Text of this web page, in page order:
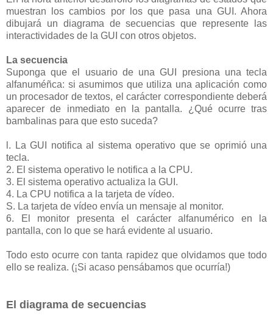
muestran los cambios por los que pasa una GUI. Ahora
dibujará un diagrama de secuencias que represente las
interactividades de la GUI con otros objetos.
La secuencia
Suponga que el usuario de una GUI presiona una tecla
alfanuméñca: si asumimos que utiliza una aplicación como
un procesador de textos, el carácter correspondiente deberá
aparecer de inmediato en la pantalla. ¿Qué ocurre tras
bambalinas para que esto suceda?
l. La GUI notifica al sistema operativo que se oprimió una
tecla.
2. El sistema operativo le notifica a la CPU.
3. El sistema operativo actualiza la GUI.
4. La CPU notifica a la tarjeta de vídeo.
S. La tarjeta de vídeo envía un mensaje al monitor.
6. El monitor presenta el carácter alfanumérico en la
pantalla, con lo que se hará evidente al usuario.
Todo esto ocurre con tanta rapidez que olvidamos que todo
ello se realiza. (¡Si acaso pensábamos que ocurría!)
El diagrama de secuencias